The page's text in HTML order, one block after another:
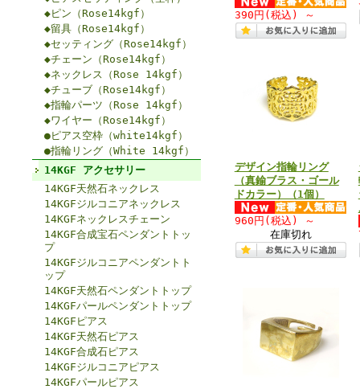
◆ピン（Rose14kgf）
◆留具（Rose14kgf）
◆セッティング（Rose14kgf）
◆チェーン（Rose14kgf）
◆ネックレス（Rose 14kgf）
◆チューブ（Rose14kgf）
◆指輪パーツ（Rose 14kgf）
◆ワイヤー（Rose14kgf）
●ピアス空枠（white14kgf）
●指輪リング（White 14kgf）
14KGF アクセサリー
14KGF天然石ネックレス
14KGFジルコニアネックレス
14KGFネックレスチェーン
14KGF合成宝石ペンダントトッ
プ
14KGFジルコニアペンダントト
ップ
14KGF天然石ペンダントトップ
14KGFパールペンダントトップ
14KGFピアス
14KGF天然石ピアス
14KGF合成石ピアス
14KGFジルコニアピアス
14KGFパールピアス
390円 (税込) ～
デザイン指輪リング
（真鍮ブラス・ゴール
ドカラー）（1個）
960円 (税込)
～
在庫切れ